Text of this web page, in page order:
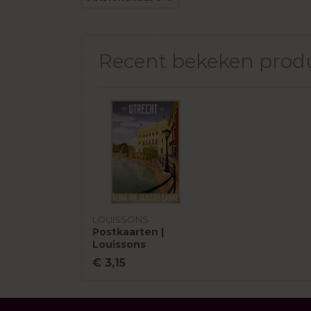
Recent bekeken
LOUISSONS
Postkaarten |
Louissons
€ 3,15